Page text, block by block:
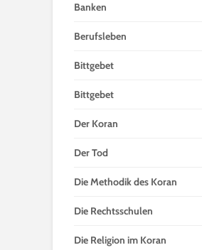
Banken
Berufsleben
Bittgebet
Bittgebet
Der Koran
Der Tod
Die Methodik des Koran
Die Rechtsschulen
Die Religion im Koran